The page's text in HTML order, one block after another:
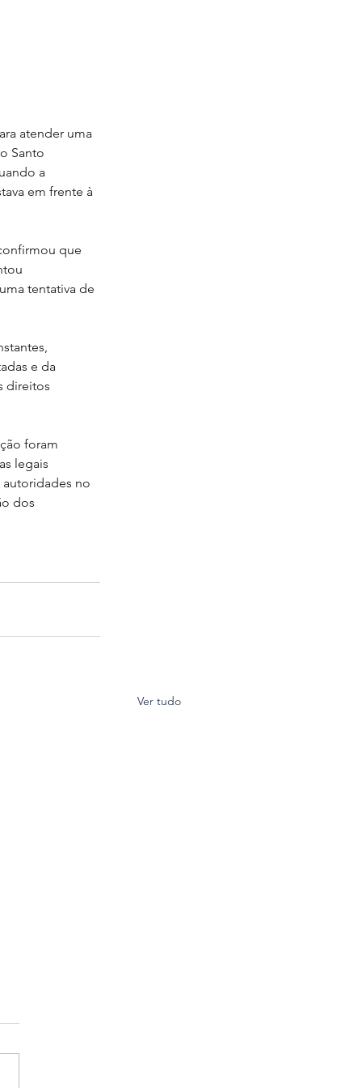
atender uma
Santo
a
em frente à
que
tentativa de
e da
direitos
foram
legais
autoridades no
dos
Ver tudo